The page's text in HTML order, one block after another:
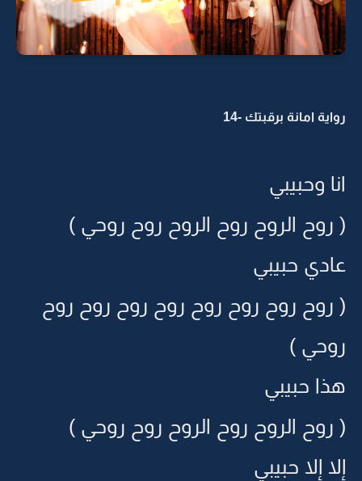
رواية امانة برقبتك -14
انا وحبيبي
( روح الروح روح الروح روح روحي )
عادي حبيبي
( روح روح روح روح روح روح روح روح
روحي )
هذا حبيبي
( روح الروح روح الروح روح روحي )
إلا إلا حبيبي